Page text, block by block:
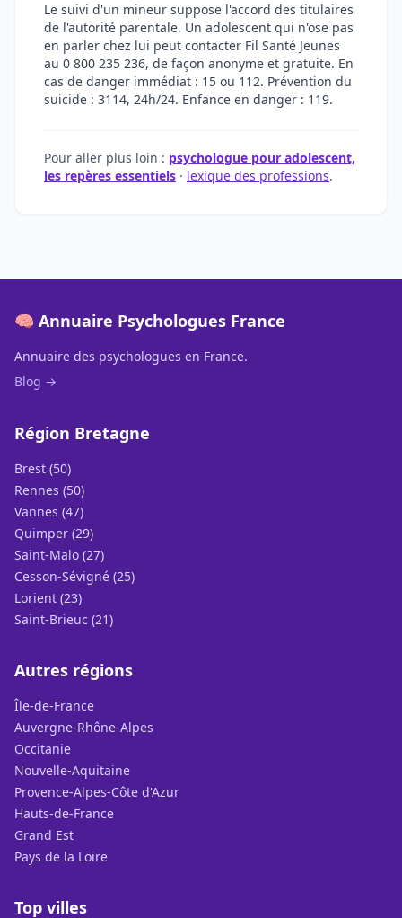
Le suivi d'un mineur suppose l'accord des titulaires
de l'autorité parentale. Un adolescent qui n'ose pas
en parler chez lui peut contacter Fil Santé Jeunes
au 0 800 235 236, de façon anonyme et gratuite. En
cas de danger immédiat : 15 ou 112. Prévention du
suicide : 3114, 24h/24. Enfance en danger : 119.
Pour aller plus loin : psychologue pour adolescent,
les repères essentiels · lexique des professions.
🧠 Annuaire Psychologues France
Annuaire des psychologues en France.
Blog →
Région Bretagne
Brest (50)
Rennes (50)
Vannes (47)
Quimper (29)
Saint-Malo (27)
Cesson-Sévigné (25)
Lorient (23)
Saint-Brieuc (21)
Autres régions
Île-de-France
Auvergne-Rhône-Alpes
Occitanie
Nouvelle-Aquitaine
Provence-Alpes-Côte d'Azur
Hauts-de-France
Grand Est
Pays de la Loire
Top villes